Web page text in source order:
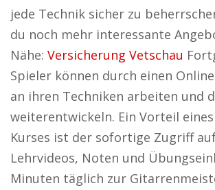
jede Technik sicher zu
du noch mehr interessante
Nähe: Versicherung Vetschau
Spieler können durch einen
an ihren Techniken arbeiten und
weiterentwickeln. Ein Vorteil
Kurses ist der sofortige Zugriff
Lehrvideos, Noten und
Minuten täglich zur